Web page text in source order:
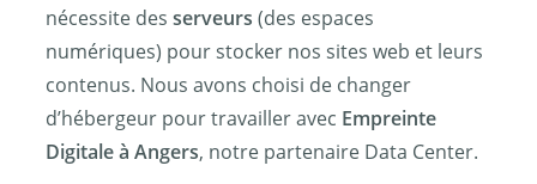
nécessite desserveurs (des espaces
numériques) pour stocker nos sites web et leurs
contenus. Nous avons choisi de changer
d’hébergeur pour travailler avec Empreinte
Digitale à Angers, notre partenaire Data Center.